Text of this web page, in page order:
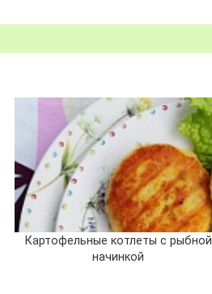
Картофельные котлеты с рыбной
начинкой